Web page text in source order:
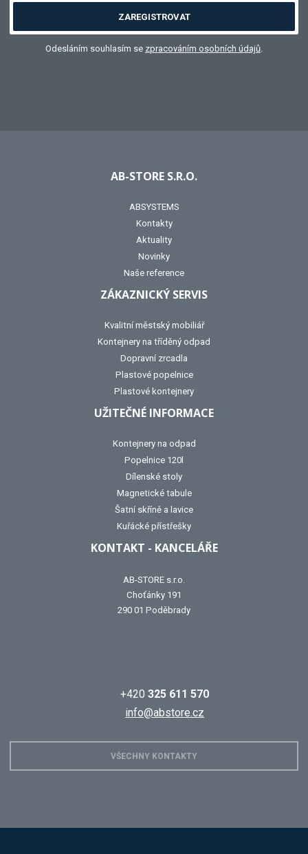
ZAREGISTROVAT
Odesláním souhlasím se zpracováním osobních údajů.
AB-STORE S.R.O.
ABSYSTEMS
Kontakty
Aktuality
Novinky
Naše reference
ZÁKAZNICKÝ SERVIS
Kvalitní městský mobiliář
Kontejnery na tříděný odpad
Dopravní zrcadla
Plastové popelnice
Plastové kontejnery
UŽITEČNÉ INFORMACE
Kontejnery na odpad
Popelnice 120l
Dílenské stoly
Magnetické tabule
Šatní skříně a lavice
Kuřácké přístřešky
KONTAKT - KANCELÁŘE
AB-STORE s.r.o.
Choťánky 191
290 01 Poděbrady
+420 325 611 570
info@abstore.cz
VŠECHNY KONTAKTY